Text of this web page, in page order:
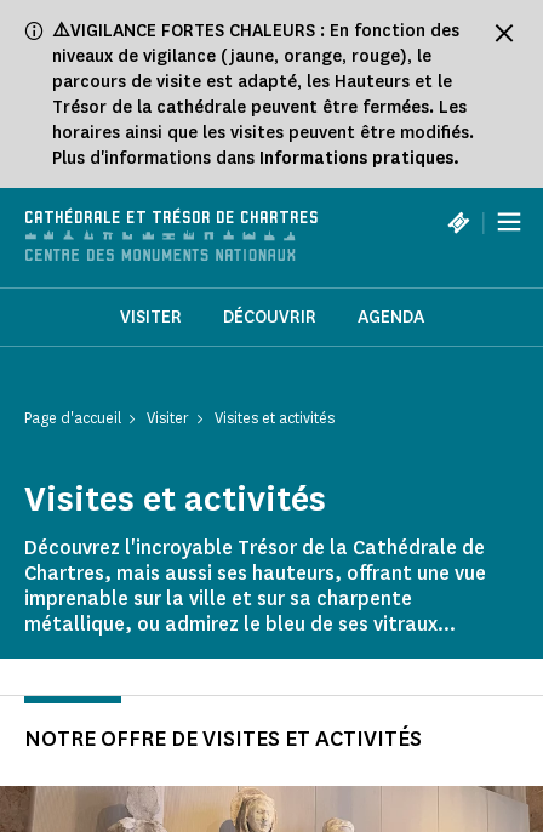
⚠️VIGILANCE FORTES CHALEURS : En fonction des
niveaux de vigilance (jaune, orange, rouge), le
parcours de visite est adapté, les Hauteurs et le
Trésor de la cathédrale peuvent être fermées. Les
horaires ainsi que les visites peuvent être modifiés.
Plus d'informations dans Informations pratiques.
CATHÉDRALE ET TRÉSOR DE CHARTRES |
VISITER DÉCOUVRIR AGENDA
Page d'accueil Visiter Visites et activités
Visites et activités
Découvrez l'incroyable Trésor de la Cathédrale de
Chartres, mais aussi ses hauteurs, offrant une vue
imprenable sur la ville et sur sa charpente
métallique, ou admirez le bleu de ses vitraux...
NOTRE OFFRE DE VISITES ET ACTIVITÉS